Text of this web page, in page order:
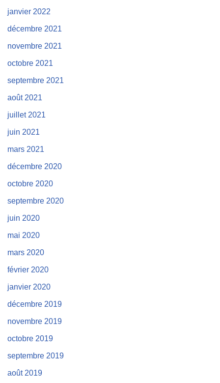
janvier 2022
décembre 2021
novembre 2021
octobre 2021
septembre 2021
août 2021
juillet 2021
juin 2021
mars 2021
décembre 2020
octobre 2020
septembre 2020
juin 2020
mai 2020
mars 2020
février 2020
janvier 2020
décembre 2019
novembre 2019
octobre 2019
septembre 2019
août 2019